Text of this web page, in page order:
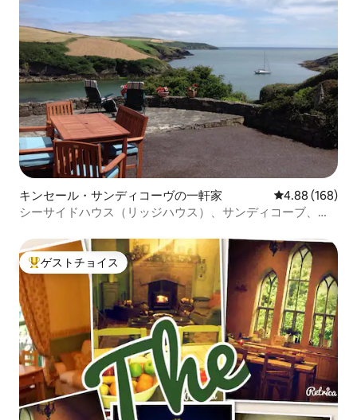
キンセール・サンディコーヴの一軒家 レビュー168
4.88 (168)
シーサイドハウス（リッジハウス）、サンディコーブ、キ
大好評のゲストチョイスです。
ゲストチョイス